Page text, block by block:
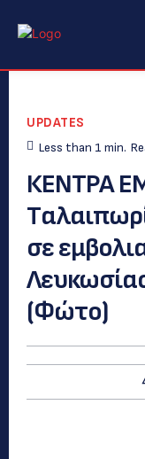
UPDATES
Less than 1 min.
ΚΕΝΤΡΑ
σε
(Φώτο)